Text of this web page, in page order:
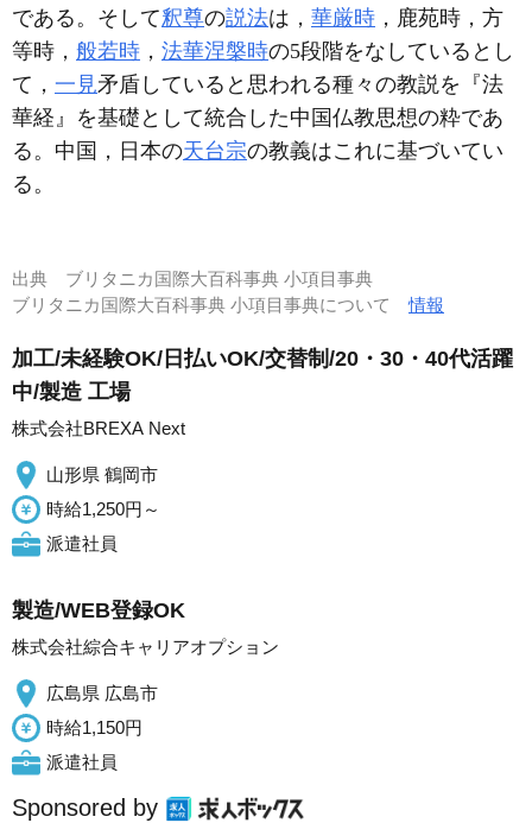
である。そして釈尊の説法は， 華厳時 ，鹿苑時，方
等時， 般若時 ， 法華涅槃時の5段階をなしているとし
て， 一見矛盾していると思われる種々の教説を『法
華経』を基礎として統合した中国仏教思想の粋であ
る。中国，日本の天台宗の教義はこれに基づいてい
る。
出典 ブリタニカ国際大百科事典 小項目事典
ブリタニカ国際大百科事典 小項目事典について情報
加工/未経験OK/日払いOK/交替制/20・30・40代活躍
中/製造 工場
株式会社BREXA Next
山形県 鶴岡市
時給1,250円～
派遣社員
製造/WEB登録OK
株式会社綜合キャリアオプション
広島県 広島市
時給1,150円
派遣社員
Sponsored by